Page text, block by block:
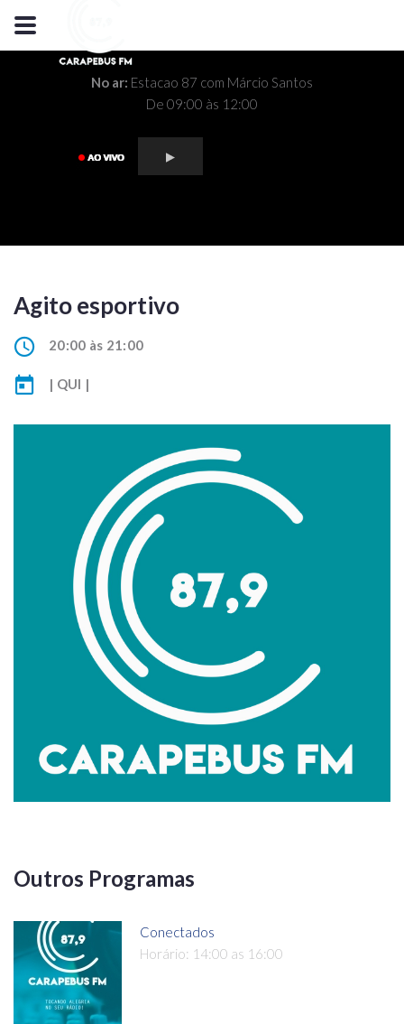
No ar: Estacao 87 com Márcio Santos
De 09:00 às 12:00
Agito esportivo
20:00 às 21:00
| QUI |
Outros Programas
Conectados
Horário: 14:00 as 16:00